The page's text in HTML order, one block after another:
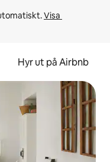
Visa
Hyr ut på Airbnb